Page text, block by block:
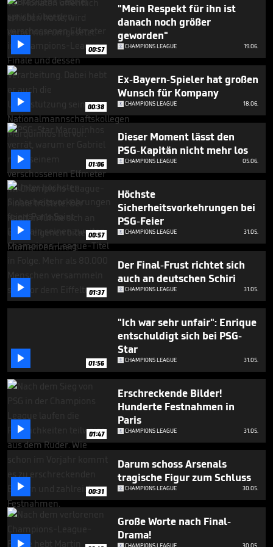
2
seconds
 00:57
"Mein Respekt für ihn ist
danach noch größer
geworden"
CHAMPIONS LEAGUE 19.06.
 00:38
Ex-Bayern-Spieler hat großen
Wunsch für Kompany
CHAMPIONS LEAGUE 18.06.
 01:06
Dieser Moment lässt den
PSG-Kapitän nicht mehr los
CHAMPIONS LEAGUE 05.06.
 00:57
Höchste
Sicherheitsvorkehrungen bei
PSG-Feier
CHAMPIONS LEAGUE 31.05.
 01:37
Der Final-Frust richtet sich
auch an deutschen Schiri
CHAMPIONS LEAGUE 31.05.
 01:56
"Ich war sehr unfair": Enrique
entschuldigt sich bei PSG-
Star
CHAMPIONS LEAGUE 31.05.
 01:47
Erschreckende Bilder!
Hunderte Festnahmen in
Paris
CHAMPIONS LEAGUE 31.05.
 00:31
Darum schoss Arsenals
tragische Figur zum Schluss
CHAMPIONS LEAGUE 30.05.

Große Worte nach Final-
Drama!